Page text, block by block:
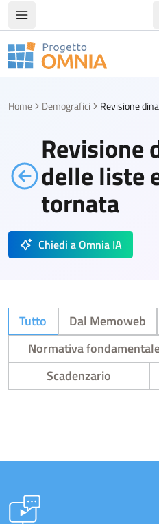
Apri/chiudi menù di
Progetto Omnia
Home Demografici
Revisione
delle liste
tornata
Chiedi a Omnia IA
Tutto Dal Memoweb
Normativa
Scadenzario